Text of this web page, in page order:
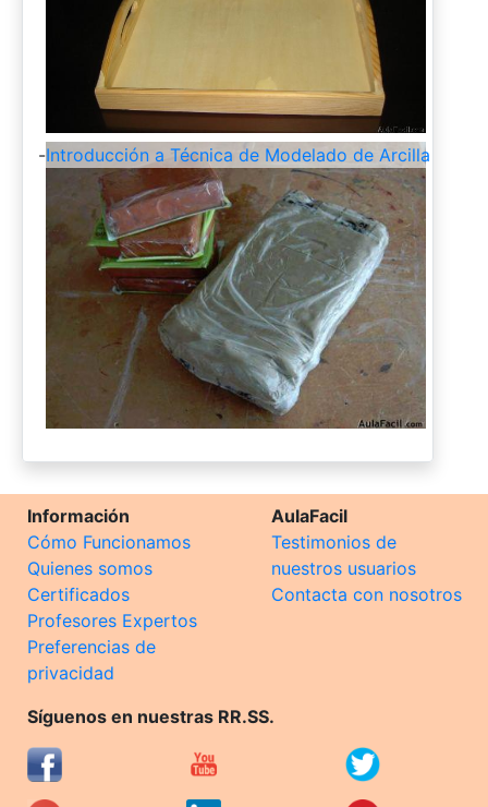
-Introducción a Técnica de Modelado de Arcilla
Información
Cómo Funcionamos
Quienes somos
Certificados
Profesores Expertos
Preferencias de
privacidad
AulaFacil
Testimonios de
nuestros usuarios
Contacta con nosotros
Síguenos en nuestras RR.SS.